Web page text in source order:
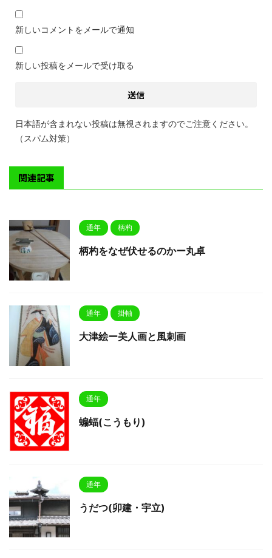
新しいコメントをメールで通知
新しい投稿をメールで受け取る
日本語が含まれない投稿は無視されますのでご注意ください。
（スパム対策）
関連記事
通年 柄杓
柄杓をなぜ伏せるのかー丸卓
通年 掛軸
大津絵ー美人画と風刺画
通年
蝙蝠(こうもり)
通年
うだつ(卯建・宇立)